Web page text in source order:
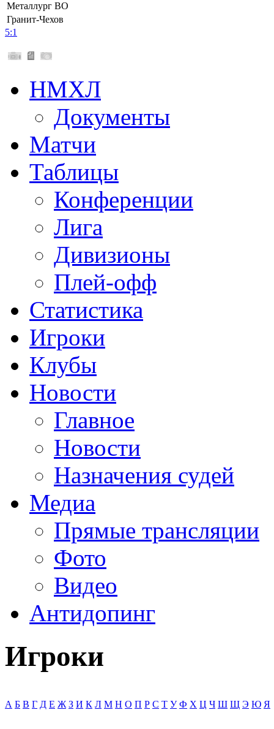
Металлург ВО
Гранит-Чехов
5:1
НМХЛ
Документы
Матчи
Таблицы
Конференции
Лига
Дивизионы
Плей-офф
Статистика
Игроки
Клубы
Новости
Главное
Новости
Назначения судей
Медиа
Прямые трансляции
Фото
Видео
Антидопинг
Игроки
А Б В Г Д Е Ж З И К Л М Н О П Р С Т У Ф Х Ц Ч Ш Щ Э Ю Я